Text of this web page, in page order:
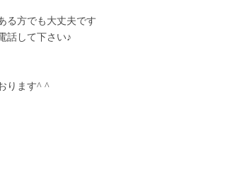
る方でも大丈夫です
話して下さい♪
ります^ ^